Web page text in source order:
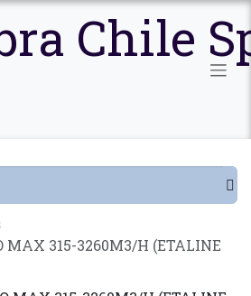
MAX 315-3260M3/H (ETALINE